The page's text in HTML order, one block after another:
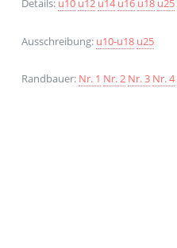
Details: u10 u12 u14 u16 u18 u25
Ausschreibung: u10-u18 u25
Randbauer: Nr. 1 Nr. 2 Nr. 3 Nr. 4